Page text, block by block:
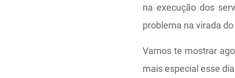
na execução dos
problema na virada do
Vamos te mostrar
mais especial esse